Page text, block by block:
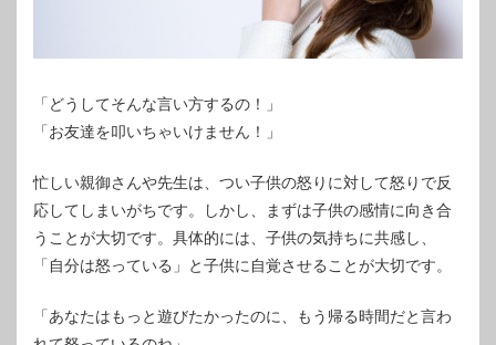
「どうしてそんな言い方するの！」
「お友達を叩いちゃいけません！」
忙しい親御さんや先生は、つい子供の怒りに対して怒りで反
応してしまいがちです。しかし、まずは子供の感情に向き合
うことが大切です。具体的には、子供の気持ちに共感し、
「自分は怒っている」と子供に自覚させることが大切です。
「あなたはもっと遊びたかったのに、もう帰る時間だと言わ